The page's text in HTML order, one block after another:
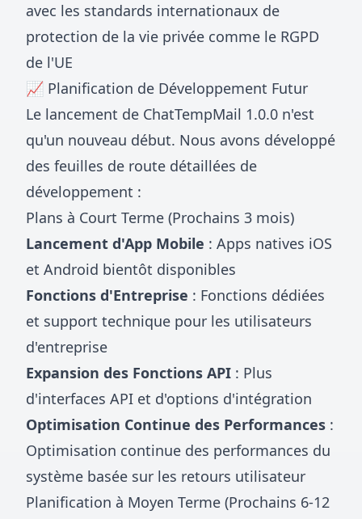
avec les standards internationaux de
protection de la vie privée comme le RGPD
de l'UE
📈 Planification de Développement Futur
Le lancement de ChatTempMail 1.0.0 n'est
qu'un nouveau début. Nous avons développé
des feuilles de route détaillées de
développement :
Plans à Court Terme (Prochains 3 mois)
Lancement d'App Mobile : Apps natives iOS
et Android bientôt disponibles
Fonctions d'Entreprise : Fonctions dédiées
et support technique pour les utilisateurs
d'entreprise
Expansion des Fonctions API : Plus
d'interfaces API et d'options d'intégration
Optimisation Continue des Performances :
Optimisation continue des performances du
système basée sur les retours utilisateur
Planification à Moyen Terme (Prochains 6-12